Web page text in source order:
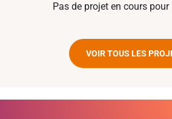
Pas de projet en cours
VOIR TOUS LES